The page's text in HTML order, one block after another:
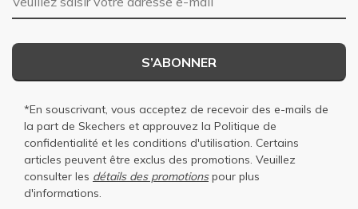
S’ABONNER
*En souscrivant, vous acceptez de recevoir des e-mails de
la part de Skechers et approuvez la Politique de
confidentialité et les conditions d'utilisation. Certains
articles peuvent être exclus des promotions. Veuillez
consulter les détails des promotionspour plus
d'informations.